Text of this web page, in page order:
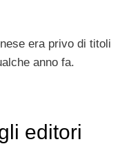
era privo di titoli
anno fa.
editori